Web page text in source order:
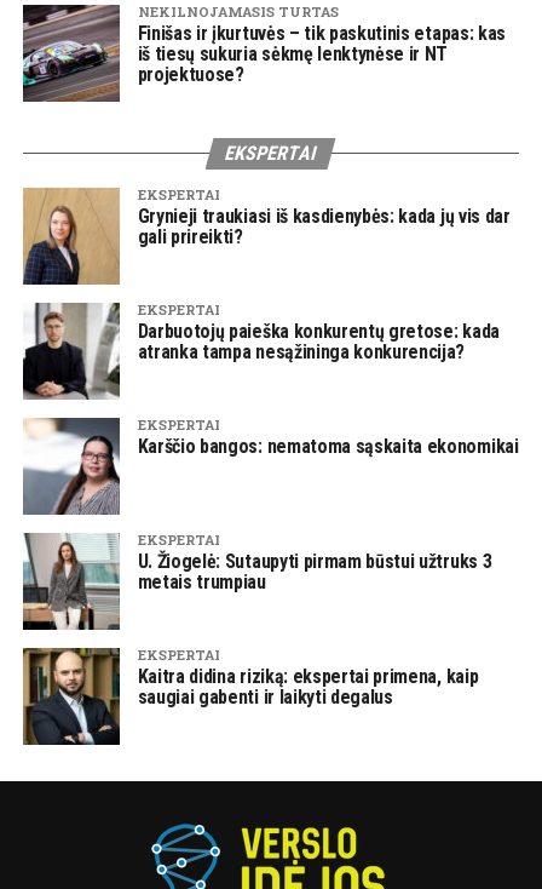
NEKILNOJAMASIS TURTAS
Finišas ir įkurtuvės – tik paskutinis etapas: kas
iš tiesų sukuria sėkmę lenktynėse ir NT
projektuose?
EKSPERTAI
EKSPERTAI
Grynieji traukiasi iš kasdienybės: kada jų vis dar
gali prireikti?
EKSPERTAI
Darbuotojų paieška konkurentų gretose: kada
atranka tampa nesąžininga konkurencija?
EKSPERTAI
Karščio bangos: nematoma sąskaita ekonomikai
EKSPERTAI
U. Žiogelė: Sutaupyti pirmam būstui užtruks 3
metais trumpiau
EKSPERTAI
Kaitra didina riziką: ekspertai primena, kaip
saugiai gabenti ir laikyti degalus